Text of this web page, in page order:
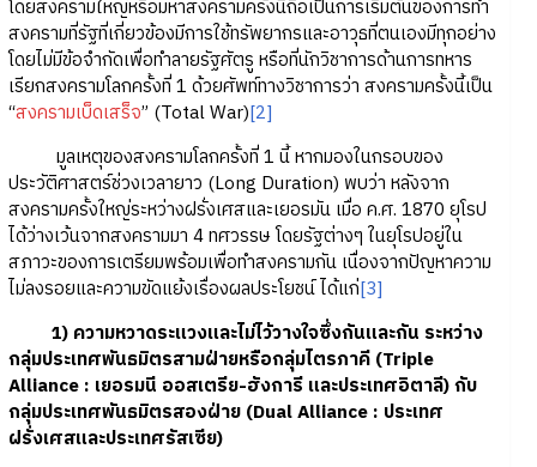
โดยสงครามใหญ่หรือมหาสงครามครั้งนี้ถือเป็นการเริ่มต้นของการทำ
สงครามที่รัฐที่เกี่ยวข้องมีการใช้ทรัพยากรและอาวุธที่ตนเองมีทุกอย่าง
โดยไม่มีข้อจำกัดเพื่อทำลายรัฐศัตรู หรือที่นักวิชาการด้านการทหาร
เรียกสงครามโลกครั้งที่ 1 ด้วยศัพท์ทางวิชาการว่า สงครามครั้งนี้เป็น
“สงครามเบ็ดเสร็จ” (Total War)[2]
มูลเหตุของสงครามโลกครั้งที่ 1 นี้ หากมองในกรอบของ
ประวัติศาสตร์ช่วงเวลายาว (Long Duration) พบว่า หลังจาก
สงครามครั้งใหญ่ระหว่างฝรั่งเศสและเยอรมัน เมื่อ ค.ศ. 1870 ยุโรป
ได้ว่างเว้นจากสงครามมา 4 ทศวรรษ โดยรัฐต่างๆ ในยุโรปอยู่ใน
สภาวะของการเตรียมพร้อมเพื่อทำสงครามกัน เนื่องจากปัญหาความ
ไม่ลงรอยและความขัดแย้งเรื่องผลประโยชน์ ได้แก่[3]
1) ความหวาดระแวงและไม่ไว้วางใจซึ่งกันและกัน ระหว่าง
กลุ่มประเทศพันธมิตรสามฝ่ายหรือกลุ่มไตรภาคี (Triple
Alliance : เยอรมนี ออสเตรีย-ฮังการี และประเทศอิตาลี) กับ
กลุ่มประเทศพันธมิตรสองฝ่าย (Dual Alliance : ประเทศ
ฝรั่งเศสและประเทศรัสเซีย)